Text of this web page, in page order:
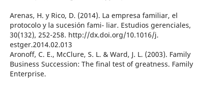
Arenas, H. y Rico, D. (2014). La empresa familiar, el
protocolo y la sucesión fami- liar. Estudios gerenciales,
30(132), 252-258. http://dx.doi.org/10.1016/j.
estger.2014.02.013
Aronoff, C. E., McClure, S. L. & Ward, J. L. (2003). Family
Business Succession: The final test of greatness. Family
Enterprise.